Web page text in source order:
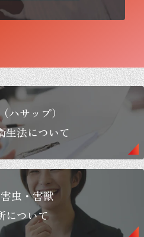
ハサップ）
生法について
虫・害獣
について